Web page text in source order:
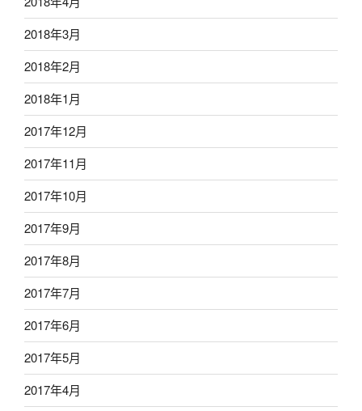
2018年3月
2018年2月
2018年1月
2017年12月
2017年11月
2017年10月
2017年9月
2017年8月
2017年7月
2017年6月
2017年5月
2017年4月